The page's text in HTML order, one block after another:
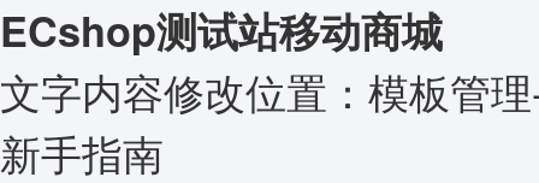
ECshop测试站移动商城
文字内容修改位置：模板管
新手指南